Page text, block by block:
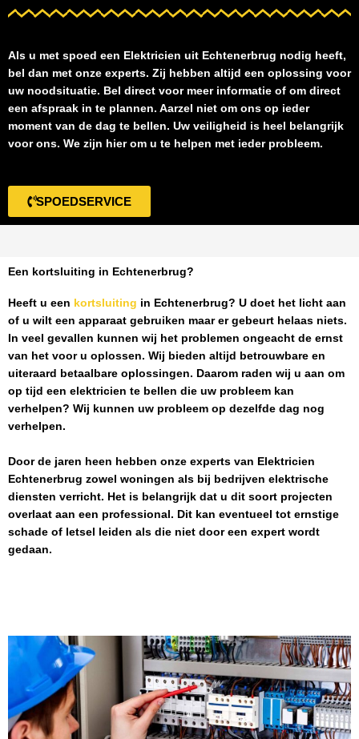
Als u met spoed een Elektricien uit Echtenerbrug nodig heeft,
bel dan met onze experts. Zij hebben altijd een oplossing voor
uw noodsituatie. Bel direct voor meer informatie of om direct
een afspraak in te plannen. Aarzel niet om ons op ieder
moment van de dag te bellen. Uw veiligheid is heel belangrijk
voor ons. We zijn hier om u te helpen met ieder probleem.
SPOEDSERVICE
Een kortsluiting in Echtenerbrug?
Heeft u een kortsluiting in Echtenerbrug? U doet het licht aan
of u wilt een apparaat gebruiken maar er gebeurt helaas niets.
In veel gevallen kunnen wij het problemen ongeacht de ernst
van het voor u oplossen. Wij bieden altijd betrouwbare en
uiteraard betaalbare oplossingen. Daarom raden wij u aan om
op tijd een elektricien te bellen die uw probleem kan
verhelpen? Wij kunnen uw probleem op dezelfde dag nog
verhelpen.
Door de jaren heen hebben onze experts van Elektricien
Echtenerbrug zowel woningen als bij bedrijven elektrische
diensten verricht. Het is belangrijk dat u dit soort projecten
overlaat aan een professional. Dit kan eventueel tot ernstige
schade of letsel leiden als die niet door een expert wordt
gedaan.